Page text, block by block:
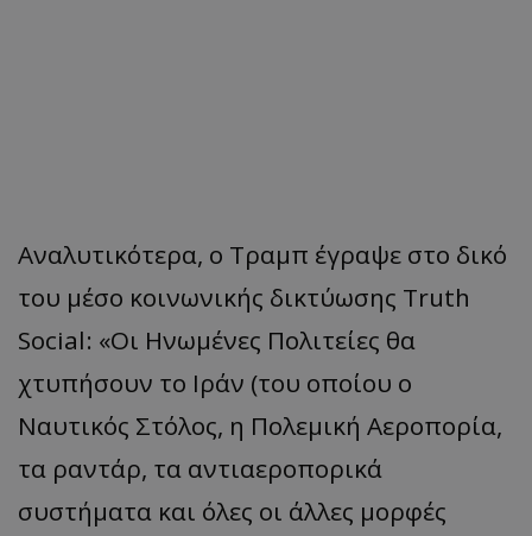
Αναλυτικότερα, ο Τραμπ έγραψε στο δικό
του μέσο κοινωνικής δικτύωσης Truth
Social: «Οι Ηνωμένες Πολιτείες θα
χτυπήσουν το Ιράν (του οποίου ο
Ναυτικός Στόλος, η Πολεμική Αεροπορία,
τα ραντάρ, τα αντιαεροπορικά
συστήματα και όλες οι άλλες μορφές